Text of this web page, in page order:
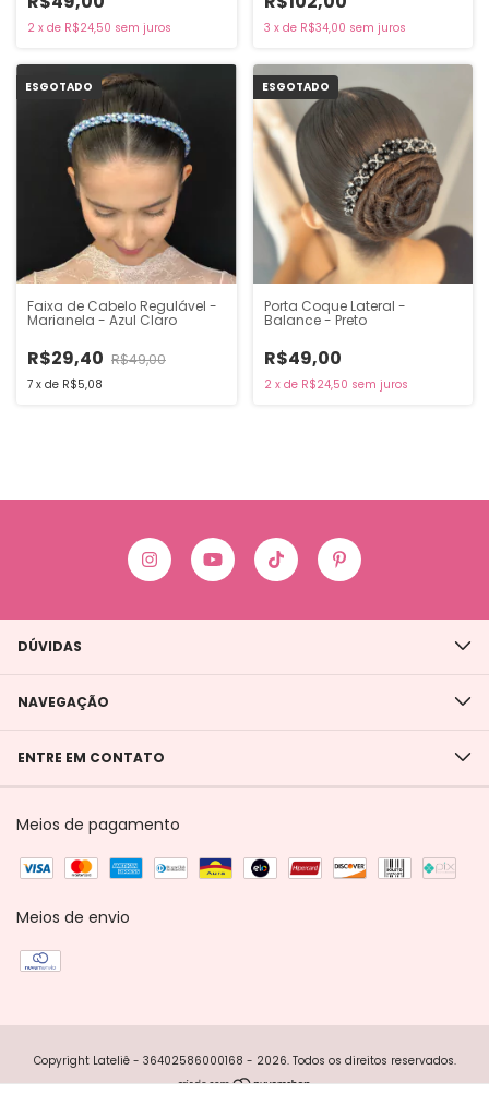
2 x de R$24,50 sem juros 3 x de R$34,00 sem juros
ESGOTADO
Faixa de Cabelo Regulável -
Marianela - Azul Claro
R$29,40 R$49,00
7 x de R$5,08
ESGOTADO
Porta Coque Lateral -
Balance - Preto
R$49,00
2 x de R$24,50 sem juros
DÚVIDAS
NAVEGAÇÃO
ENTRE EM CONTATO
Meios de pagamento
Meios de envio
Copyright Lateliê - 36402586000168 - 2026. Todos os direitos reservados.